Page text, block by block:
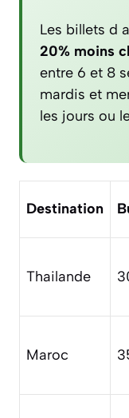
Les billets d
20% moins
entre 6 et 8
mardis et
les jours ou
Destination
Thailande
Maroc